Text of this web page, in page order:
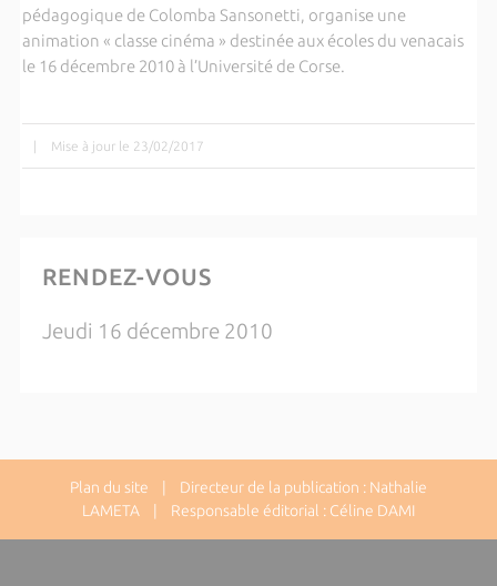
pédagogique de Colomba Sansonetti, organise une
animation « classe cinéma » destinée aux écoles du venacais
le 16 décembre 2010 à l’Université de Corse.
| Mise à jour le 23/02/2017
RENDEZ-VOUS
Jeudi 16 décembre 2010
Plan du site | Directeur de la publication : Nathalie
LAMETA | Responsable éditorial : Céline DAMI